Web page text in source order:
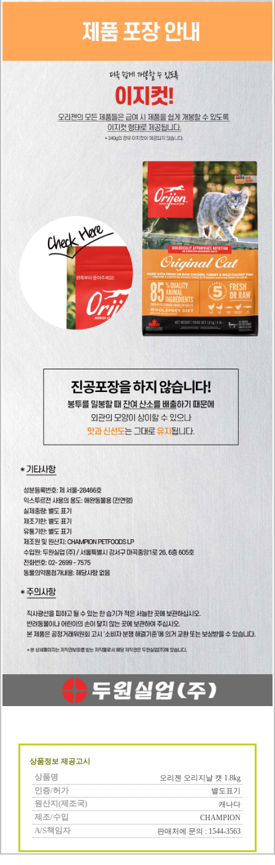
상품정보 제공고시
상품명 오리젠 오리지날 캣 1.8kg
인증/허가 별도표기
원산지(제조국) 캐나다
제조/수입 CHAMPION
A/S책임자 판매처에 문의 : 1544-3563